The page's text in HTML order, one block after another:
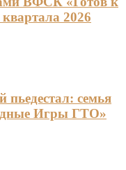
2026
пьедестал: семья
Игры ГТО»